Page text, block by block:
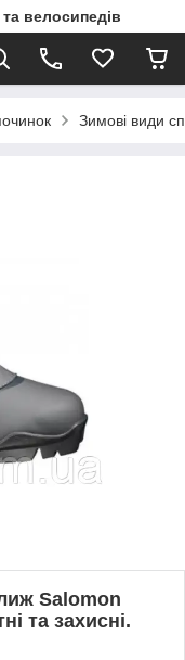
велосипедів
Зимові види
Salomon
та захисні.